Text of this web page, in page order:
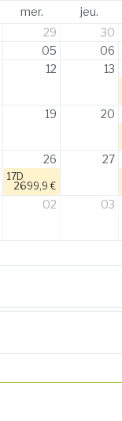
mer. jeu.
29 30
05 06
12 13
19 20
26
17D
2699,9 €
27
02 03